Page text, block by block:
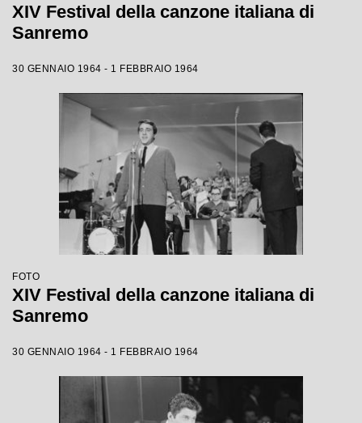
XIV Festival della canzone italiana di
Sanremo
30 GENNAIO 1964 - 1 FEBBRAIO 1964
FOTO
XIV Festival della canzone italiana di
Sanremo
30 GENNAIO 1964 - 1 FEBBRAIO 1964